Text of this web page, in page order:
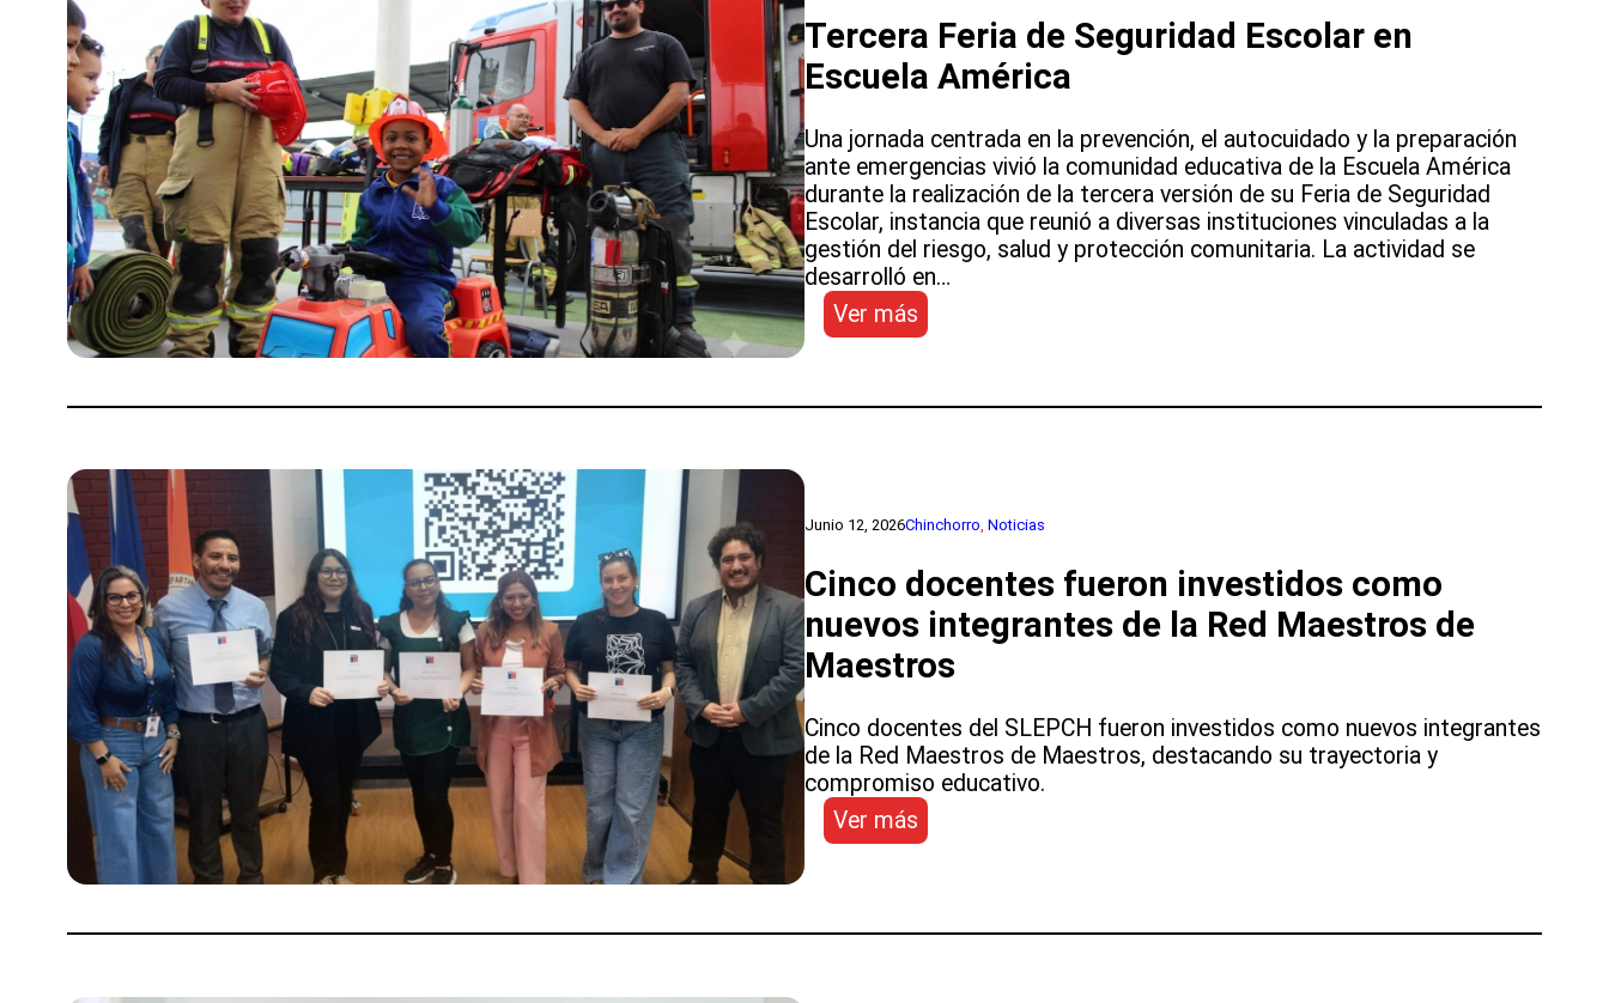
del
Campeonato
Nacional
Cueca
Tercera Feria de Seguridad Escolar en
Escuela América
Una jornada centrada en la prevención, el autocuidado y la preparación
ante emergencias vivió la comunidad educativa de la Escuela América
durante la realización de la tercera versión de su Feria de Seguridad
Escolar, instancia que reunió a diversas instituciones vinculadas a la
gestión del riesgo, salud y protección comunitaria. La actividad se
desarrolló en…
Ver más
Tercera
América
Junio 12, 2026Chinchorro, Noticias
Cinco docentes fueron investidos como
nuevos integrantes de la Red Maestros de
Maestros
Cinco docentes del SLEPCH fueron investidos como nuevos integrantes
de la Red Maestros de Maestros, destacando su trayectoria y
compromiso educativo.
Ver más
Cinco
investidos